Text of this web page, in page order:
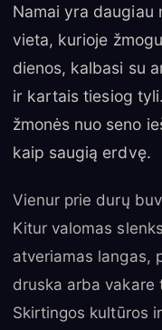
Namai yra daugiau
vieta, kurioje
dienos, kalbasi su
ir kartais tiesiog
žmonės nuo seno
kaip saugią erdvę.
Vienur prie durų
Kitur valomas
atveriamas langas,
druska arba vakare
Skirtingos kultūros